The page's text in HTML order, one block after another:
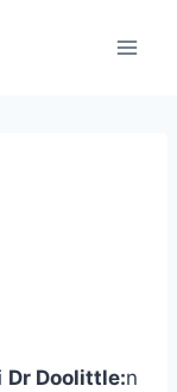
Dr Doolittle:n